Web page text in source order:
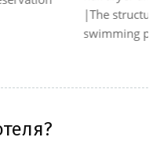
structure features a
pool ...